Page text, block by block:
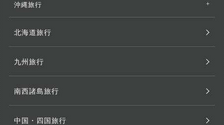
沖縄旅行
北海道旅行
九州旅行
南西諸島旅行
中国・四国旅行